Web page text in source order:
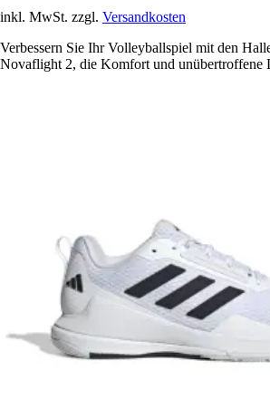
inkl. MwSt. zzgl. Versandkosten
Verbessern Sie Ihr Volleyballspiel mit den
Novaflight 2, die Komfort und unübertroffene